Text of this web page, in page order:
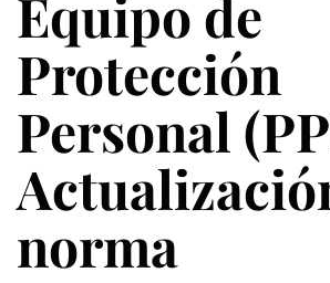
Equipo de
Protección
Personal
norma